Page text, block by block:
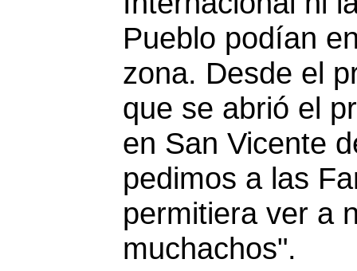
Pueblo podían
zona. Desde el
que se abrió el
en San Vicente
pedimos a las
permitiera ver a
muchachos".